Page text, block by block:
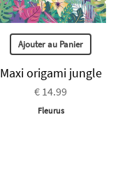
Ajouter au Panier
Maxi origami jungle
€ 14.99
Fleurus